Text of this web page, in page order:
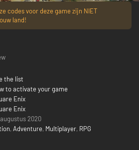
codes voor deze game zijn NIET
land!
the list
to activate your game
Enix
Enix
2020
, Adventure, Multiplayer, RPG